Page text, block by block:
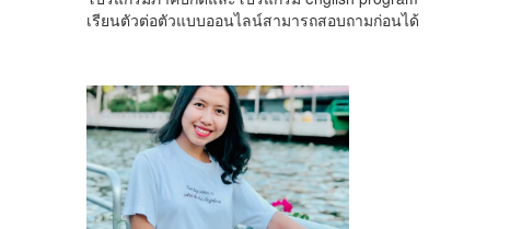
เรียนตัวต่อตัวแบบออนไลน์สามารถสอบถามก่อนได้